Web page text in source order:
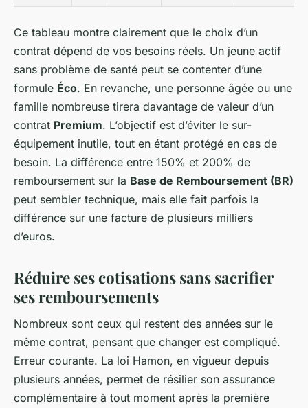
Ce tableau montre clairement que le choix d’un
contrat dépend de vos besoins réels. Un jeune actif
sans problème de santé peut se contenter d’une
formule Éco. En revanche, une personne âgée ou une
famille nombreuse tirera davantage de valeur d’un
contrat Premium. L’objectif est d’éviter le sur-
équipement inutile, tout en étant protégé en cas de
besoin. La différence entre 150% et 200% de
remboursement sur la Base de Remboursement (BR)
peut sembler technique, mais elle fait parfois la
différence sur une facture de plusieurs milliers
d’euros.
Réduire ses cotisations sans sacrifier
ses remboursements
Nombreux sont ceux qui restent des années sur le
même contrat, pensant que changer est compliqué.
Erreur courante. La loi Hamon, en vigueur depuis
plusieurs années, permet de résilier son assurance
complémentaire à tout moment après la première